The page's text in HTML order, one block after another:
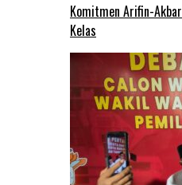
Komitmen Arifin-
Kelas